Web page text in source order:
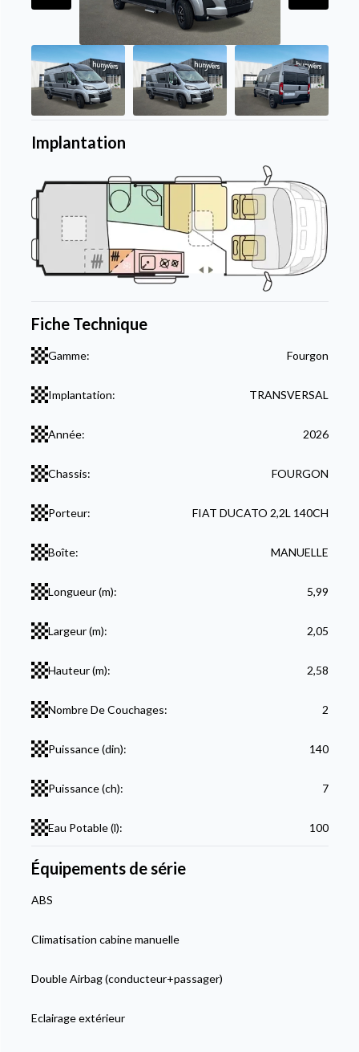
Implantation
Fiche Technique
Gamme: Fourgon
Implantation: TRANSVERSAL
Année: 2026
Chassis: FOURGON
Porteur: FIAT DUCATO 2,2L 140CH
Boîte: MANUELLE
Longueur (m): 5,99
Largeur (m): 2,05
Hauteur (m): 2,58
Nombre De Couchages: 2
Puissance (din): 140
Puissance (ch): 7
Eau Potable (l): 100
Équipements de série
ABS
Climatisation cabine manuelle
Double Airbag (conducteur+passager)
Eclairage extérieur